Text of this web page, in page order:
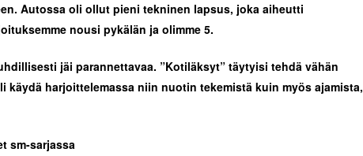
Autossa oli ollut pieni tekninen lapsus, joka aiheutti
nousi pykälän ja olimme 5.
jäi parannettavaa. ”Kotiläksyt” täytyisi tehdä vähän
käydä harjoittelemassa niin nuotin tekemistä kuin myös ajamista,
sm-sarjassa